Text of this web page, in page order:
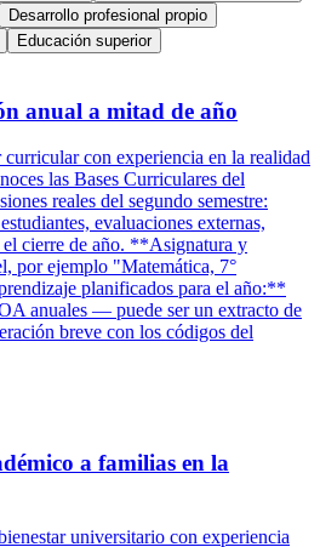
Desarrollo profesional propio
Educación superior
anual a mitad de año
con experiencia en la realidad
las Bases Curriculares del
reales del segundo semestre:
evaluaciones externas,
cierre de año. **Asignatura y
por ejemplo "Matemática, 7°
planificados para el año:**
anuales — puede ser un extracto de
breve con los códigos del
a familias en la
universitario con experiencia